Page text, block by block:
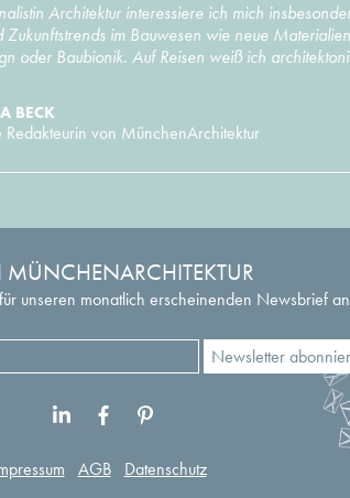
Architektur interessiere ich mich
Zukunftstrends im Bauwesen wie neue
oder Baubionik. Auf Reisen weiß ich
BECK
Redakteurin von MünchenArchitektur
unseren monatlich erscheinenden Newsbrief
AGB Datenschutz